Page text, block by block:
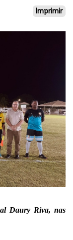
Imprimir
Daury Riva, nas